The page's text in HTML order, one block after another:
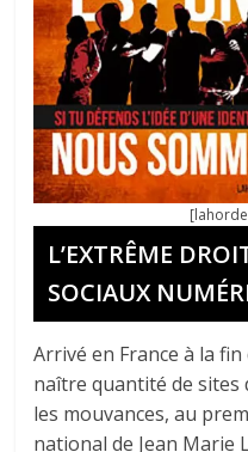
L’EXTRÊME
SOCIAUX
Arrivé en France à la
naître quantité de sites
les mouvances, au
national de Jean Marie